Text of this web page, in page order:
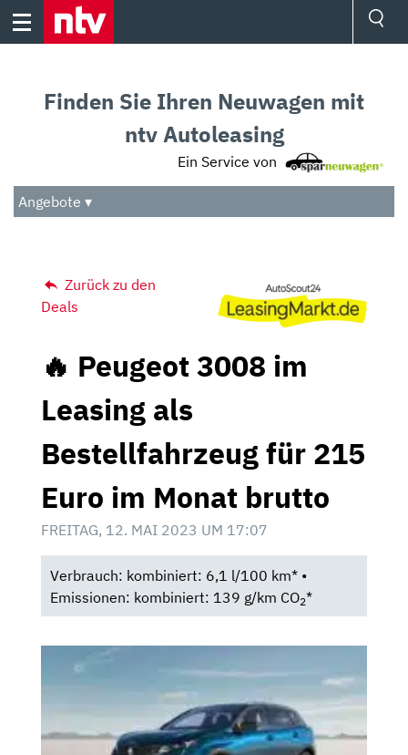
Skip
Audio
Das Beste
Finden Sie Ihren Neuwagen mit
ntv Autoleasing
Ein Service von
Angebote ▾
Zurück zu den
Deals
🔥 Peugeot 3008 im
Leasing als
Bestellfahrzeug für 215
Euro im Monat brutto
FREITAG, 12. MAI 2023 UM 17:07
Verbrauch: kombiniert: 6,1 l/100 km* •
Emissionen: kombiniert: 139 g/km CO2*